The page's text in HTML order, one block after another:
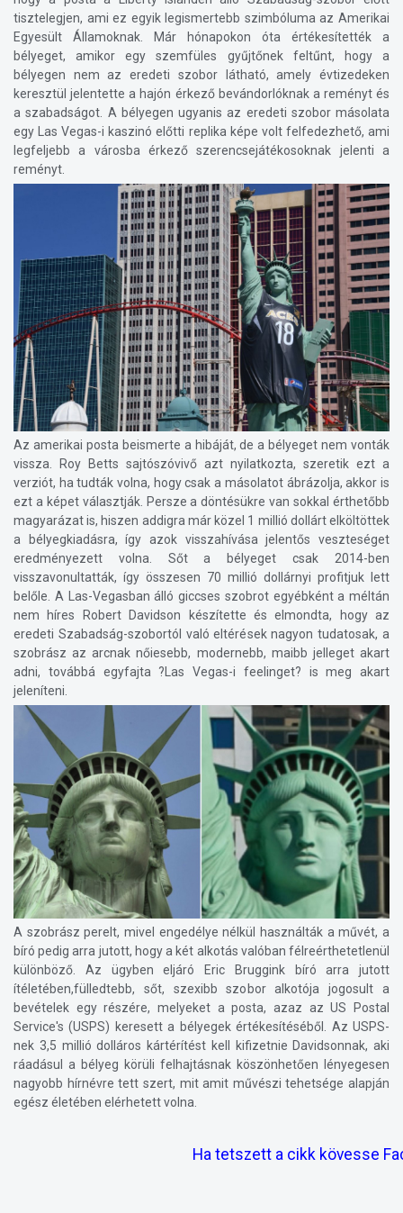
tisztelegjen, ami ez egyik legismertebb szimbóluma az Amerikai
Egyesült Államoknak. Már hónapokon óta értékesítették a
bélyeget, amikor egy szemfüles gyűjtőnek feltűnt, hogy a
bélyegen nem az eredeti szobor látható, amely évtizedeken
keresztül jelentette a hajón érkező bevándorlóknak a reményt és
a szabadságot. A bélyegen ugyanis az eredeti szobor másolata
egy Las Vegas-i kaszinó előtti replika képe volt felfedezhető, ami
legfeljebb a városba érkező szerencsejátékosoknak jelenti a
reményt.
Az amerikai posta beismerte a hibáját, de a bélyeget nem vonták
vissza. Roy Betts sajtószóvivő azt nyilatkozta, szeretik ezt a
verziót, ha tudták volna, hogy csak a másolatot ábrázolja, akkor is
ezt a képet választják. Persze a döntésükre van sokkal érthetőbb
magyarázat is, hiszen addigra már közel 1 millió dollárt elköltöttek
a bélyegkiadásra, így azok visszahívása jelentős veszteséget
eredményezett volna. Sőt a bélyeget csak 2014-ben
visszavonultatták, így összesen 70 millió dollárnyi profitjuk lett
belőle. A Las-Vegasban álló giccses szobrot egyébként a méltán
nem híres Robert Davidson készítette és elmondta, hogy az
eredeti Szabadság-szobortól való eltérések nagyon tudatosak, a
szobrász az arcnak nőiesebb, modernebb, maibb jelleget akart
adni, továbbá egyfajta ?Las Vegas-i feelinget? is meg akart
jeleníteni.
A szobrász perelt, mivel engedélye nélkül használták a művét, a
bíró pedig arra jutott, hogy a két alkotás valóban félreérthetetlenül
különböző. Az ügyben eljáró Eric Bruggink bíró arra jutott
ítéletében,fülledtebb, sőt, szexibb szobor alkotója jogosult a
bevételek egy részére, melyeket a posta, azaz az US Postal
Service's (USPS) keresett a bélyegek értékesítéséből. Az USPS-
nek 3,5 millió dolláros kártérítést kell kifizetnie Davidsonnak, aki
ráadásul a bélyeg körüli felhajtásnak köszönhetően lényegesen
nagyobb hírnévre tett szert, mit amit művészi tehetsége alapján
egész életében elérhetett volna.
Ha tetszett a cikk kövesse